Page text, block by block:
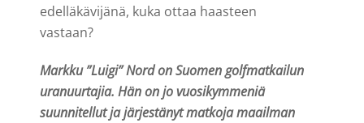
edelläkävijänä, kuka ottaa haasteen
vastaan?
Markku ”Luigi” Nord on Suomen golfmatkailun
uranuurtajia. Hän on jo vuosikymmeniä
suunnitellut ja järjestänyt matkoja maailman